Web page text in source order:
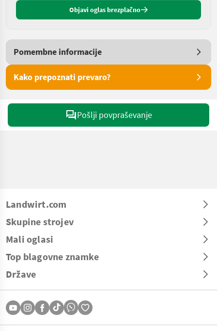
Objavi oglas brezplačno
Pomembne informacije
Kako prepoznati prevaro?
Pošlji povpraševanje
Landwirt.com
Skupine strojev
Mali oglasi
Top blagovne znamke
Države